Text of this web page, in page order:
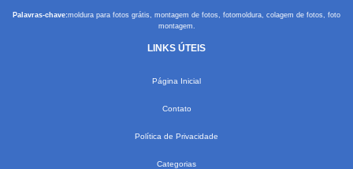
Palavras-chave:moldura para fotos grátis, montagem de fotos, fotomoldura, colagem de fotos, foto
montagem.
LINKS ÚTEIS
Página Inicial
Contato
Política de Privacidade
Categorias